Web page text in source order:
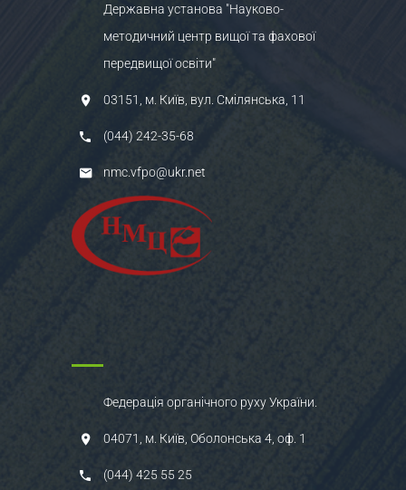
Державна установа "Науково-
методичний центр вищої та фахової
передвищої освіти"
03151, м. Київ, вул. Смілянська, 11
(044) 242-35-68
nmc.vfpo@ukr.net
Федерація органічного руху України.
04071, м. Київ, Оболонська 4, оф. 1
(044) 425 55 25